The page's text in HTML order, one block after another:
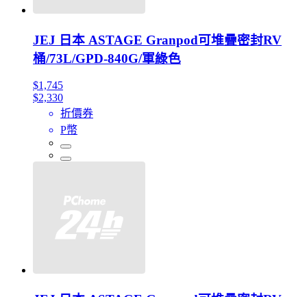
JEJ 日本 ASTAGE Granpod可堆疊密封RV
桶/73L/GPD-840G/軍綠色
$1,745
$2,330
折價券
P幣